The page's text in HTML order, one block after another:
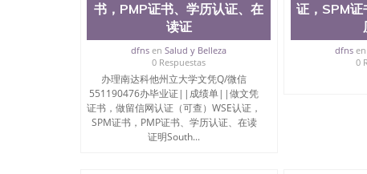
公司专业制作、办理、仿制、成绩单文凭、改成
文凭、假文凭假毕业证假学历书制作、假制作、
认证、留服认证、使馆认证、使馆证明、使馆留
认证、留学生学历认证、留学生学位认证、英国
历、新西兰学历认证等q:551190476 微信：
University）圣何塞州立大学毕业证（San Jose
University）圣何塞州立大学成绩单（San Jose
University）圣何塞州立大学成绩单（San Jose
State University）圣何塞州立大学（San Jose
书，PMP证书、学历认证、在
读证
dfns enSalud y Belleza
0 Respuestas
办理南达科他州立大学文凭Q/微信
551190476办毕业证||成绩单||做文凭
证书，做留信网认证（可查）WSE认证，
SPM证书，PMP证书、学历认证、在读
证明South...
证，SPM
dfnsen
0